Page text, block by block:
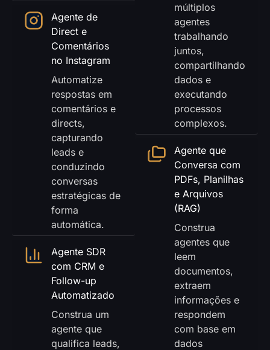
Agente de
Direct e
Comentários
no Instagram
Automatize
respostas em
comentários e
directs,
capturando
leads e
conduzindo
conversas
estratégicas de
forma
automática.
Agente SDR
com CRM e
Follow-up
Automatizado
Construa um
agente que
qualifica leads,
múltiplos
agentes
trabalhando
juntos,
compartilhando
dados e
executando
processos
complexos.
Agente que
Conversa com
PDFs, Planilhas
e Arquivos
(RAG)
Construa
agentes que
leem
documentos,
extraem
informações e
respondem
com base em
dados